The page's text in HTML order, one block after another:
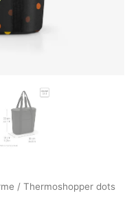
/ Thermoshopper dots